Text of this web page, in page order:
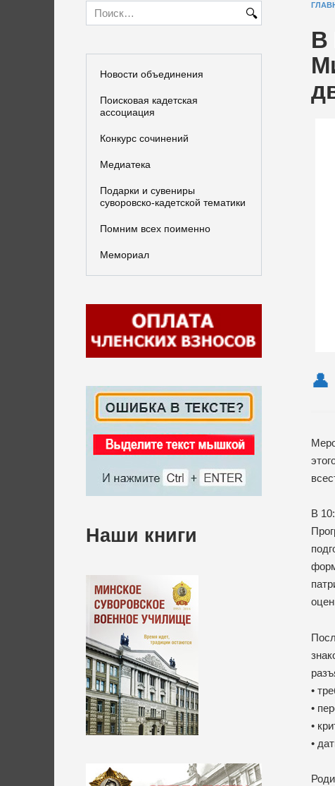
В
В
•
•
•
•
for:
Новости объединения
Поисковая кадетская
ассоциация
Конкурс сочинений
Медиатека
Подарки и сувениры
суворовско-кадетской тематики
Помним всех поименно
Мемориал
Наши книги